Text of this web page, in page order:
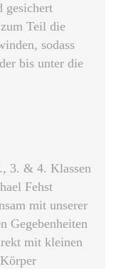
gesichert
Teil die
sodass
bis unter die
3. & 4. Klassen
Fehst
mit unserer
Gegebenheiten
mit kleinen